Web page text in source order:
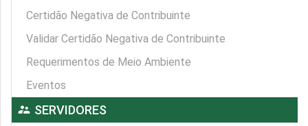
Certidão Negativa de Contribuinte
Validar Certidão Negativa de Contribuinte
Requerimentos de Meio Ambiente
Eventos
supervisor_account SERVIDORES